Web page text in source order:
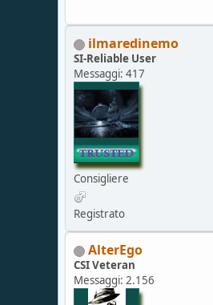
ilmaredinemo
SI-Reliable User
Messaggi: 417
Consigliere
Registrato
AlterEgo
CSI Veteran
Messaggi: 2.156